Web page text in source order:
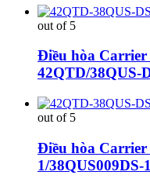
out of 5
Điều hòa Carrier
42QTD/38QUS-
out of 5
Điều hòa Carrier
1/38QUS009DS-1